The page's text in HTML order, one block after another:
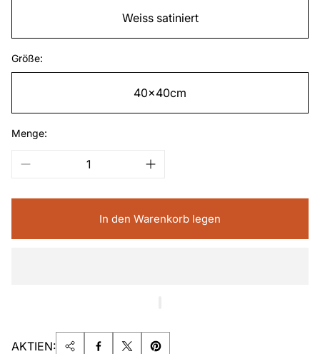
Weiss satiniert
Größe:
40x40cm
Menge:
In den Warenkorb legen
AKTIEN: